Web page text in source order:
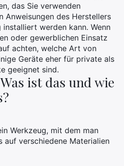
das Sie verwenden
Anweisungen des Herstellers
werden kann. Wenn
oder gewerblichen Einsatz
achten, welche Art von
Geräte eher für private als
geeignet sind.
ist das und wie
Werkzeug, mit dem man
auf verschiedene Materialien